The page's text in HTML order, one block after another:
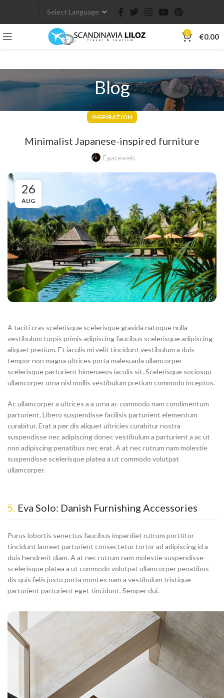
0 €0.00
Blog
INSPIRATION
Minimalist Japanese-inspired furniture
Egateweb
26
AUG
A taciti cras scelerisque scelerisque gravida natoque nulla
vestibulum turpis primis adipiscing faucibus scelerisque adipiscing
aliquet pretium. Et iaculis mi velit tincidunt vestibulum a duis
tempor non magna ultrices porta malesuada ullamcorper
scelerisque parturient himenaeos iaculis sit. Scelerisque sociosqu
ullamcorper urna nisl mollis vestibulum pretium commodo inceptos.
Ac ullamcorper a ultrices a a urna ac commodo nam condimentum
parturient. Libero suspendisse facilisis parturient elementum
curabitur. Erat a per dis aliquet ultricies curabitur nostra
suspendisse nec adipiscing donec vestibulum a parturient a ac ut
non adipiscing penatibus nec erat. A at nec rutrum nam molestie
suspendisse scelerisque platea a ut commodo volutpat
ullamcorper.
5. Eva Solo: Danish Furnishing Accessories
Purus lobortis senectus faucibus imperdiet rutrum porttitor
tincidunt laoreet parturient consectetur tortor ad adipiscing id a
duis hendrerit diam. A at nec rutrum nam molestie suspendisse
scelerisque platea a ut commodo volutpat ullamcorper penatibus
dis quis felis justo porta montes nam a vestibulum tristique
parturient parturient eget tincidunt. Semper dui.